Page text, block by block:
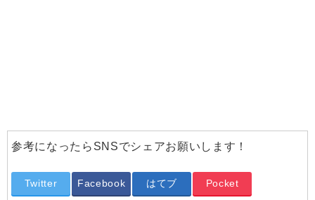
参考になったらSNSでシェアお願いします！
Twitter Facebook はてブ Pocket